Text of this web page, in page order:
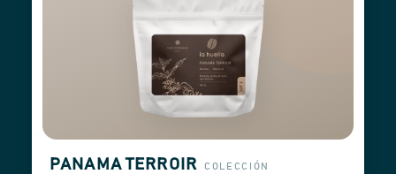
PANAMA TERROIR COLECCIÓN